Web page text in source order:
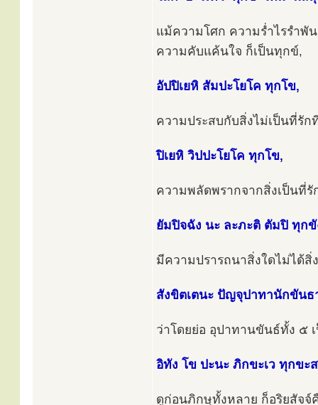
แม้ความโศก ความร่ำไรรำพั
ความคับแค้นใจ ก็เป็นทุกข์,
อัปปิเยหิ สัมปะโยโค ทุกโข,
ความประสบกับสิ่งไม่เป็นที่รัก
ปิเยหิ วิปปะโยโค ทุกโข,
ความพลัดพรากจากสิ่งเป็นที่
ยัมปิจฉัง นะ ละภะติ ตัมปิ ทุกขั
มีความปรารถนาสิ่งใดไม่ได้
สังขิตเตนะ ปัญจุปาทานักขันธ
ว่าโดยย่อ อุปาทานขันธ์ทั้ง ๕
อิทัง โข ปะนะ ภิกขะเว ทุกขะ
ดูก่อนภิกษุทั้งหลาย ก็อริยสัจจ์